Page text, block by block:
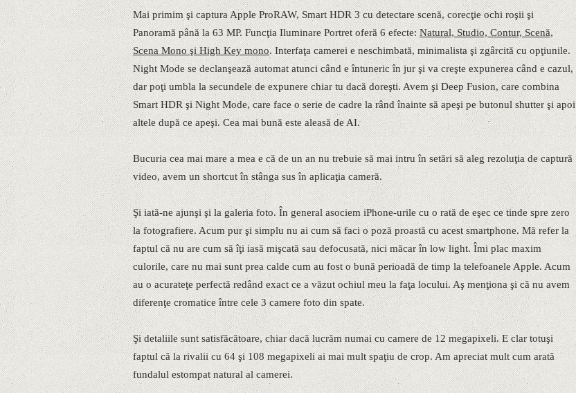
Mai primim şi captura Apple ProRAW, Smart HDR 3 cu detectare scenă, corecţie ochi roşii şi
Panoramă până la 63 MP. Funcţia Iluminare Portret oferă 6 efecte: Natural, Studio, Contur, Scenă,
Scena Mono şi High Key mono. Interfaţa camerei e neschimbată, minimalista şi zgârcită cu opţiunile.
Night Mode se declanşează automat atunci când e întuneric în jur şi va creşte expunerea când e cazul,
dar poţi umbla la secundele de expunere chiar tu dacă doreşti. Avem şi Deep Fusion, care combina
Smart HDR şi Night Mode, care face o serie de cadre la rând înainte să apeşi pe butonul shutter şi apoi
altele după ce apeşi. Cea mai bună este aleasă de AI.
Bucuria cea mai mare a mea e că de un an nu trebuie să mai intru în setări să aleg rezoluţia de captură
video, avem un shortcut în stânga sus în aplicaţia cameră.
Şi iată-ne ajunşi şi la galeria foto. În general asociem iPhone-urile cu o rată de eşec ce tinde spre zero
la fotografiere. Acum pur şi simplu nu ai cum să faci o poză proastă cu acest smartphone. Mă refer la
faptul că nu are cum să îţi iasă mişcată sau defocusată, nici măcar în low light. Îmi plac maxim
culorile, care nu mai sunt prea calde cum au fost o bună perioadă de timp la telefoanele Apple. Acum
au o acurateţe perfectă redând exact ce a văzut ochiul meu la faţa locului. Aş menţiona şi că nu avem
diferenţe cromatice între cele 3 camere foto din spate.
Şi detaliile sunt satisfăcătoare, chiar dacă lucrăm numai cu camere de 12 megapixeli. E clar totuşi
faptul că la rivalii cu 64 şi 108 megapixeli ai mai mult spaţiu de crop. Am apreciat mult cum arată
fundalul estompat natural al camerei.